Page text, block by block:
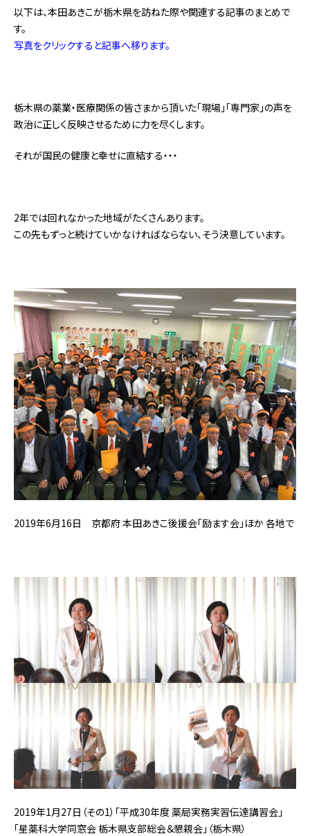
以下は、本田あきこが栃木県を訪ねた際や関連する記事のまとめで
す。
写真をクリックすると記事へ移ります。
栃木県の薬業・医療関係の皆さまから頂いた「現場」「専門家」の声を
政治に正しく反映させるために力を尽くします。
それが国民の健康と幸せに直結する・・・
2年では回れなかった地域がたくさんあります。
この先もずっと続けていかなければならない、そう決意しています。
2019年6月16日 京都府 本田あきこ後援会「励ます会」ほか 各地で
2019年1月27日（その1）「平成30年度 薬局実務実習伝達講習会」
「星薬科大学同窓会 栃木県支部総会＆懇親会」（栃木県）